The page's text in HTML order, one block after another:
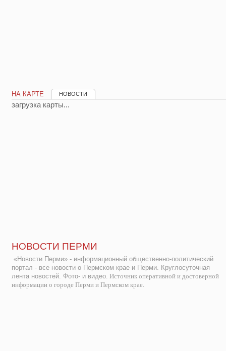
НА КАРТЕ НОВОСТИ
загрузка карты...
НОВОСТИ ПЕРМИ
«Новости Перми» - информационный общественно-политический
портал - все новости о Пермском крае и Перми. Круглосуточная
лента новостей. Фото- и видео. Источник оперативной и достоверной
информации о городе Перми и Пермском крае.